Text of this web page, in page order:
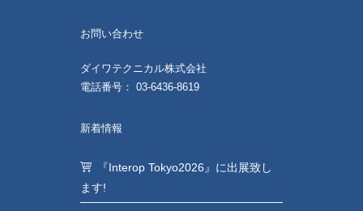
お問い合わせ
ダイワテクニカル株式会社
電話番号： 03-6436-8619
新着情報
『Interop Tokyo2026』に出展致し
ます!